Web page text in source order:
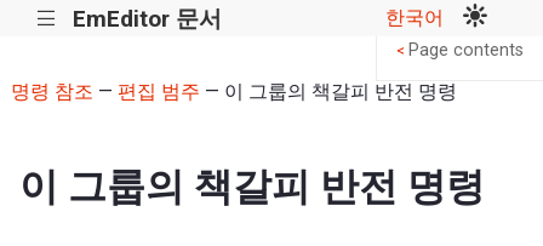
||| EmEditor 문서 한국어
명령 참조 — 편집 범주 — 이 그룹의 책갈피 반전 명령
이 그룹의 책갈피 반전 명령
< Page contents